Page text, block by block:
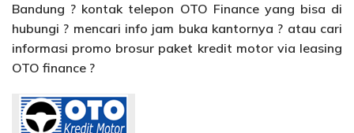
Bandung ? kontak telepon OTO Finance yang bisa di
hubungi ? mencari info jam buka kantornya ? atau cari
informasi promo brosur paket kredit motor via leasing
OTO finance ?